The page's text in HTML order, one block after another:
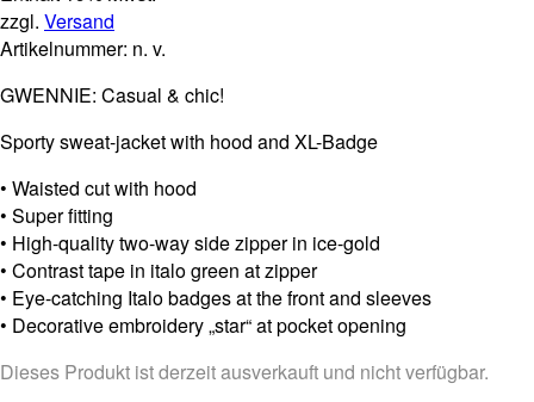
zzgl. Versand
Artikelnummer: n. v.
GWENNIE: Casual & chic!
Sporty sweat-jacket with hood and XL-Badge
• Waisted cut with hood
• Super fitting
• High-quality two-way side zipper in ice-gold
• Contrast tape in italo green at zipper
• Eye-catching Italo badges at the front and sleeves
• Decorative embroidery „star“ at pocket opening
Dieses Produkt ist derzeit ausverkauft und nicht verfügbar.